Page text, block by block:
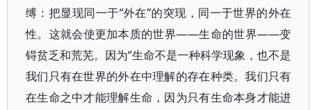
缚：把显现同一于“外在”的突现，同一于世界的外在
性。这就会使更加本质的世界——生命的世界——变
锝贫乏和荒芜。因为“生命不是一种科学现象，也不是
我们只有在世界的外在中理解的存在种类。我们只有
在生命之中才能理解生命，因为只有生命本身才能进